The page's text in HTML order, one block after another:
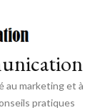
au marketing et à
pratiques